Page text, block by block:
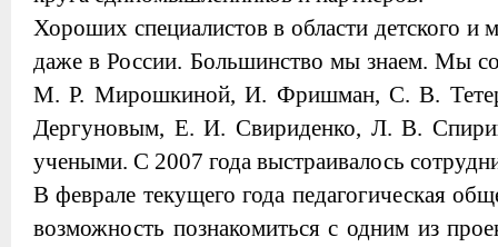
Хороших специалистов в области детского
даже в России. Большинство мы знаем. Мы
М. Р. Мирошкиной, И. Фришман, С. В.
Дергуновым, Е. И. Свириденко, Л. В.
учеными. С 2007 года выстраивалось
В феврале текущего года педагогическая
возможность познакомиться с одним из